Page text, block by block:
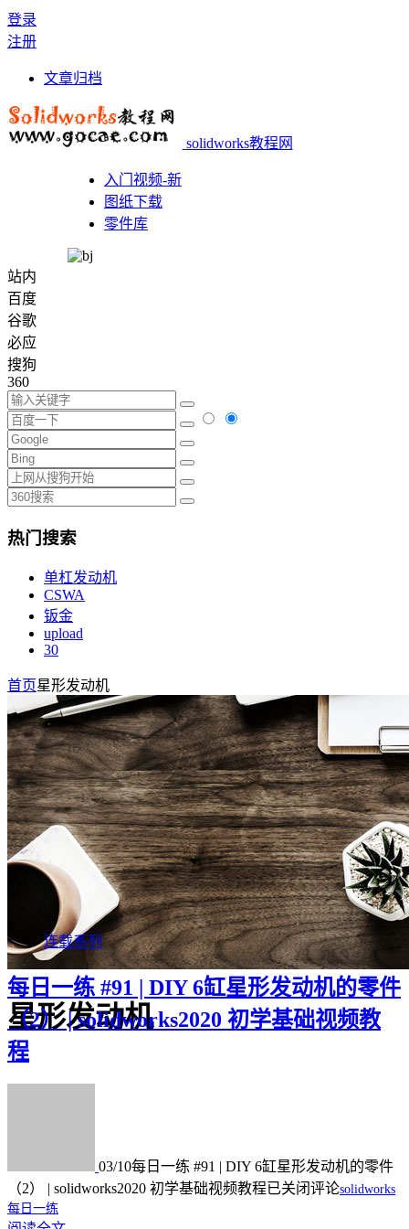
登录
注册
文章归档
solidworks教程网
入门视频-新
图纸下载
零件库
站内
百度
谷歌
必应
搜狗
360
热门搜索
单杠发动机
CSWA
钣金
upload
30
首页星形发动机
星形发动机
连载系列
每日一练 #91 | DIY 6缸星形发动机的零件
（2） | solidworks2020 初学基础视频教
程
03/10每日一练 #91 | DIY 6缸星形发动机的零件
（2） | solidworks2020 初学基础视频教程已关闭评论solidworks
每日一练